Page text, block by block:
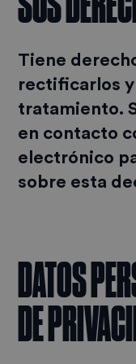
Tiene
rectificarlos y
tratamiento.
en contacto
electrónico
sobre esta
DATOS
DE